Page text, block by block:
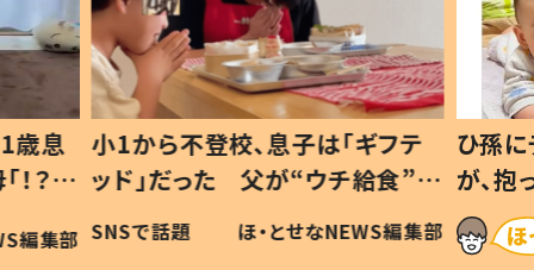
歳息
？」
編集部
小1から不登校、息子は「ギフテ
ッド」だった 父が“ウチ給食”を
作り続ける理由とは #令和の親
#令和の子
SNSで話題 ほ・とせなNEWS編集部
ひ孫
が、
「涙が
い」